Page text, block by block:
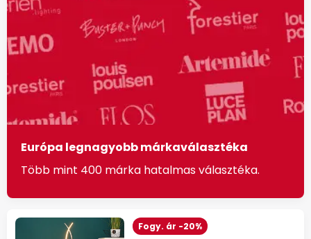
Európa legnagyobb márkaválasztéka
Több mint 400 márka hatalmas választéka.
Fogy. ár -20%